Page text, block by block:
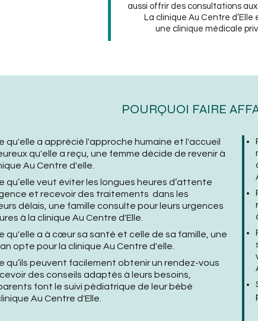
aussi offrir des consultations
La clinique Au Centre
une clinique médicale
POURQUOI FAIRE
qu'elle a apprécié l'approche humaine et l'accueil
qu'elle a reçu, une femme décide de revenir à
Au Centre d'elle.
qu’elle veut éviter les longues heures d’attente
et recevoir des traitements dans les
délais, une famille consulte pour leurs urgences
à la clinique Au Centre d'Elle.
qu'elle a à cœur sa santé et celle de sa famille, une
opte pour la clinique Au Centre d'elle.​
qu’ils peuvent facilement obtenir un rendez-vous
des conseils adaptés à leurs besoins,
font le suivi pédiatrique de leur bébé
Au Centre d'Elle.